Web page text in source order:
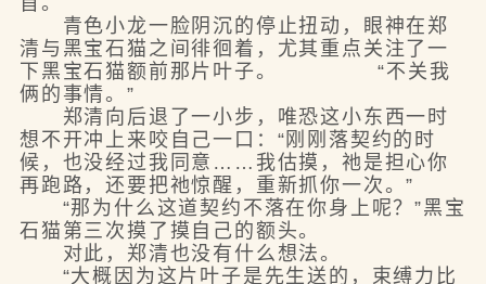
青色小龙一脸阴沉的停止扭动，眼神在郑
清与黑宝石猫之间徘徊着，尤其重点关注了一
下黑宝石猫额前那片叶子。 “不关我
俩的事情。”
郑清向后退了一小步，唯恐这小东西一时
想不开冲上来咬自己一口：“刚刚落契约的时
候，也没经过我同意……我估摸，祂是担心你
再跑路，还要把祂惊醒，重新抓你一次。”
“那为什么这道契约不落在你身上呢？”黑宝
石猫第三次摸了摸自己的额头。
对此，郑清也没有什么想法。
“大概因为这片叶子是先生送的，束缚力比